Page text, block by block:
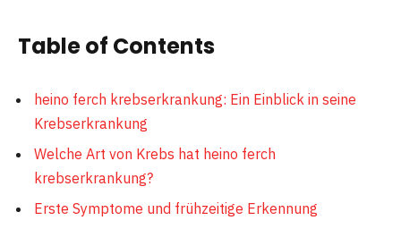
Table of Contents
heino ferch krebserkrankung: Ein Einblick in seine
Krebserkrankung
Welche Art von Krebs hat heino ferch
krebserkrankung?
Erste Symptome und frühzeitige Erkennung